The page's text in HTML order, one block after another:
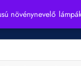
növénynevelő